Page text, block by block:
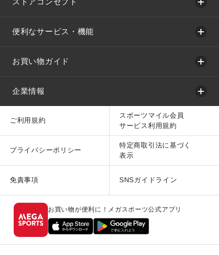
便利なサービス・機能
お買い物ガイド
企業情報
ご利用規約
スポーツマイル会員
サービス利用規約
プライバシーポリシー
特定商取引法に基づく
表示
免責事項 SNSガイドライン
お買い物が便利に！メガスポーツ公式アプリ